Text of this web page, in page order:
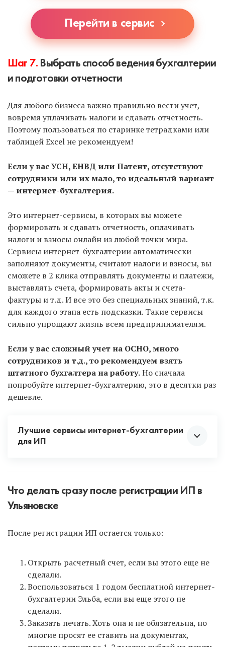
Перейти в сервис
Шаг 7. Выбрать способ ведения бухгалтерии
и подготовки отчетности
Для любого бизнеса важно правильно вести учет,
вовремя уплачивать налоги и сдавать отчетность.
Поэтому пользоваться по старинке тетрадками или
таблицей Excel не рекомендуем!
Если у вас УСН, ЕНВД или Патент, отсутствуют
сотрудники или их мало, то идеальный вариант
— интернет-бухгалтерия.
Это интернет-сервисы, в которых вы можете
формировать и сдавать отчетность, оплачивать
налоги и взносы онлайн из любой точки мира.
Сервисы интернет-бухгалтерии автоматически
заполняют документы, считают налоги и взносы, вы
сможете в 2 клика отправлять документы и платежи,
выставлять счета, формировать акты и счета-
фактуры и т.д. И все это без специальных знаний, т.к.
для каждого этапа есть подсказки. Такие сервисы
сильно упрощают жизнь всем предпринимателям.
Если у вас сложный учет на ОСНО, много
сотрудников и т.д., то рекомендуем взять
штатного бухгалтера на работу.Но сначала
попробуйте интернет-бухгалтерию, это в десятки раз
дешевле.
Лучшие сервисы интернет-бухгалтерии
для ИП
дарит 1 год бесплатного обслуживания на
регистрации ИП зарегистрируйтесь в Эльбе по
ЭТОЙ ССЫЛКЕ
В инструкции после формирования документов в
нашем сервисе вам на почту также придет ссылка
для регистрации в Эльбе.
Что делать сразу после регистрации ИП в
Ульяновске
После регистрации ИП остается только:
Открыть расчетный счет, если вы этого еще не
сделали.
Воспользоваться 1 годом бесплатной интернет-
бухгалтерии Эльба, если вы еще этого не
сделали.
Заказать печать. Хоть она и не обязательна, но
многие просят ее ставить на документах,